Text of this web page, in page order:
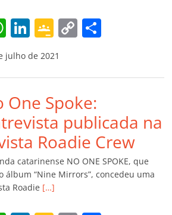
m
W
h
at
s
A
p
p
Li
n
k
e
dI
n
G
o
o
gl
e
Cl
a
ss
ro
o
C
y
Li
n
k
p
til
h
ar
julho de 2021
One Spoke:
publicada na
Roadie Crew
catarinense NO ONE SPOKE, que
álbum “Nine Mirrors”, concedeu uma
Roadie […]